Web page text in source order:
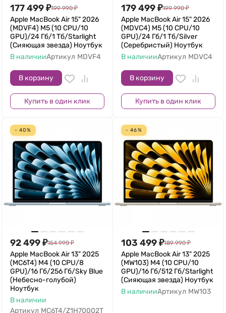
177 499₽199 990 ₽
Apple MacBook Air 15" 2026
(MDVF4) M5 (10 CPU/10
GPU)/24 Гб/1 Тб/Starlight
(Сияющая звезда) Ноутбук
В наличииАртикул MDVF4
В корзину
Купить в один клик
179 499₽199 990 ₽
Apple MacBook Air 15" 2026
(MDVC4) M5 (10 CPU/10
GPU)/24 Гб/1 Тб/Silver
(Серебристый) Ноутбук
В наличииАртикул MDVC4
В корзину
Купить в один клик
- 40%
92 499₽154 990 ₽
Apple MacBook Air 13" 2025
(MC6T4) M4 (10 CPU/8
GPU)/16 Гб/256 Гб/Sky Blue
(Небесно-голубой)
Ноутбук
В наличии
Артикул MC6T4/Z1H70002T
- 46%
103 499₽189 990 ₽
Apple MacBook Air 13" 2025
(MW103) M4 (10 CPU/10
GPU)/16 Гб/512 Гб/Starlight
(Сияющая звезда) Ноутбук
В наличииАртикул MW103